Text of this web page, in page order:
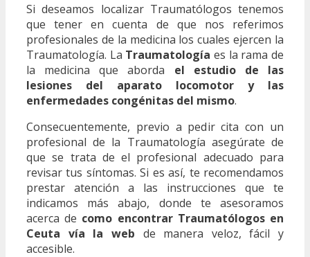
Si deseamos localizar Traumatólogos tenemos
que tener en cuenta de que nos referimos
profesionales de la medicina los cuales ejercen la
Traumatología. La Traumatología es la rama de
la medicina que aborda el estudio de las
lesiones del aparato locomotor y las
enfermedades congénitas del mismo.
Consecuentemente, previo a pedir cita con un
profesional de la Traumatología asegúrate de
que se trata de el profesional adecuado para
revisar tus síntomas. Si es así, te recomendamos
prestar atención a las instrucciones que te
indicamos más abajo, donde te asesoramos
acerca de como encontrar Traumatólogos en
Ceuta vía la web de manera veloz, fácil y
accesible.